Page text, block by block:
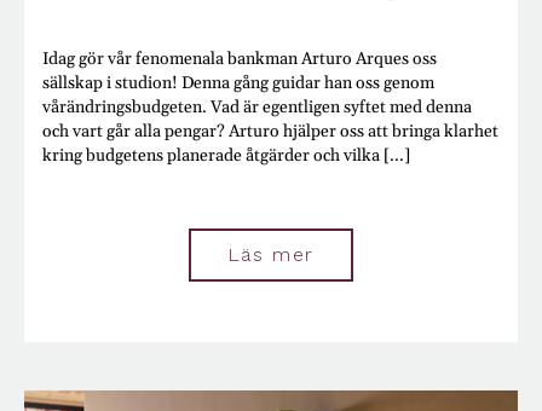
Idag gör vår fenomenala bankman Arturo Arques oss
sällskap i studion! Denna gång guidar han oss genom
vårändringsbudgeten. Vad är egentligen syftet med denna
och vart går alla pengar? Arturo hjälper oss att bringa klarhet
kring budgetens planerade åtgärder och vilka [...]
Läs mer